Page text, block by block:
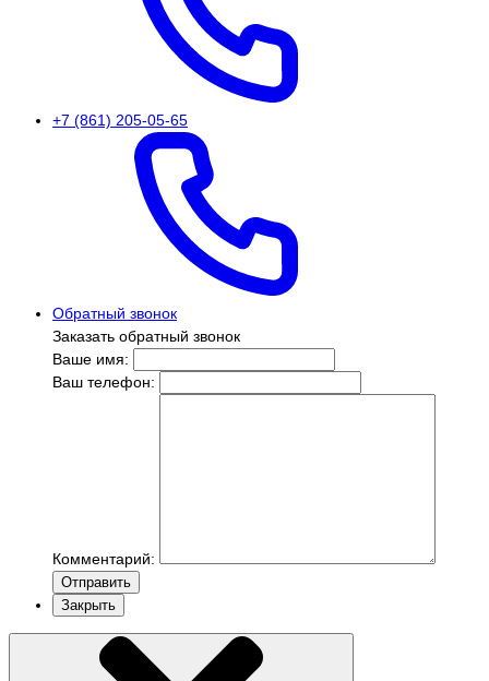
+7 (861) 205-05-65
Обратный звонок
Заказать обратный звонок
Ваше имя:
Ваш телефон:
Комментарий:
Отправить
Закрыть